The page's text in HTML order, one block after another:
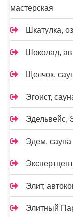
мастерская
Шкатулка,
Шоколад,
Щелчок,
Эгоист,
Эдельвейс,
Эдем, сауна
Элит,
Элитный